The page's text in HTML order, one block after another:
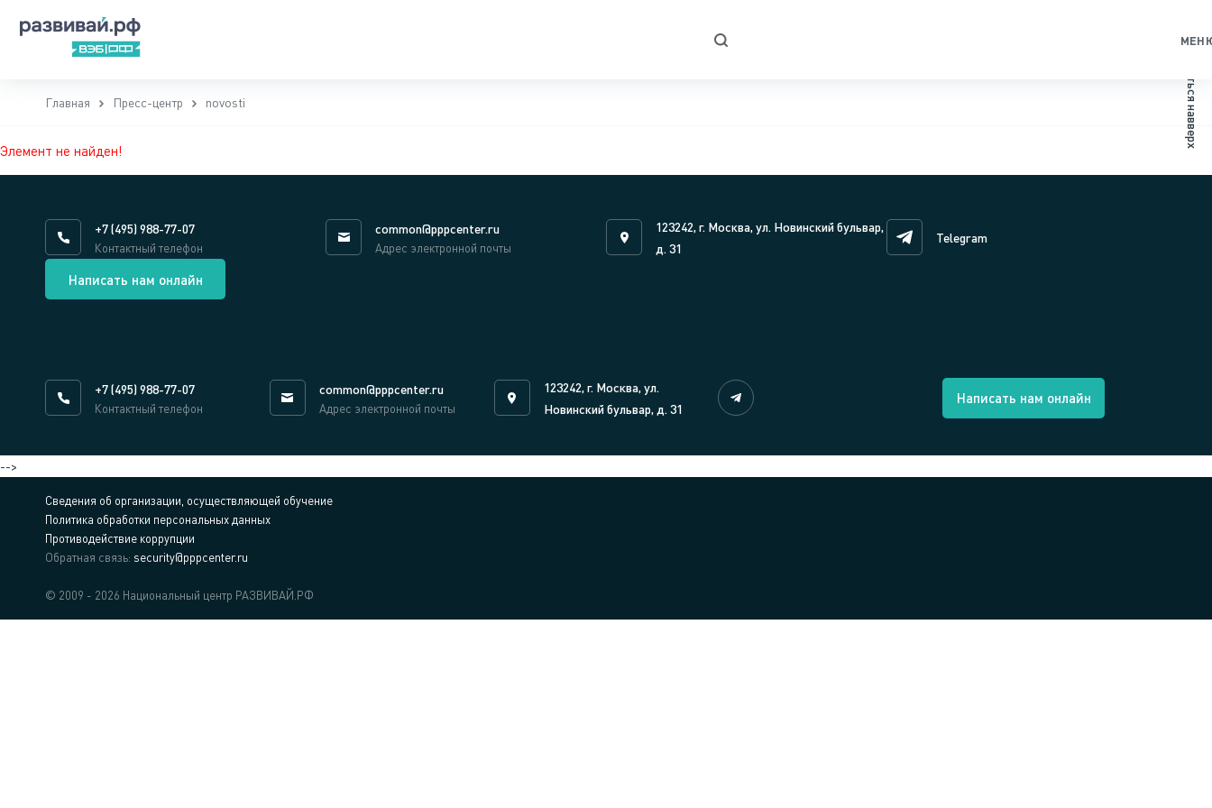
Главная Пресс-центр novosti
Элемент не найден!
Вернуться навверх
+7 (495) 988-77-07
Контактный телефон
common@pppcenter.ru
Адрес электронной почты
123242, г. Москва, ул. Новинский бульвар,
д. 31
Telegram
Написать нам онлайн
+7 (495) 988-77-07
Контактный телефон
common@pppcenter.ru
Адрес электронной почты
123242, г. Москва, ул.
Новинский бульвар, д. 31
Написать нам онлайн
-->
Сведения об организации, осуществляющей обучение
Политика обработки персональных данных
Противодействие коррупции
Обратная связь: security@pppcenter.ru
© 2009 - 2026 Национальный центр РАЗВИВАЙ.РФ